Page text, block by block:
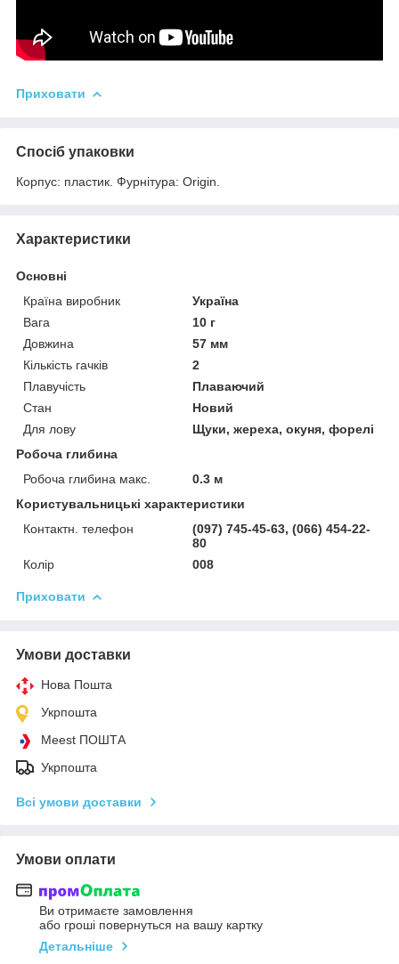
Приховати
Спосіб упаковки
Корпус: пластик. Фурнітура: Origin.
Характеристики
Основні
Країна виробник
Україна
Вага
10 г
Довжина
57 мм
Кількість гачків
2
Плавучість
Плаваючий
Стан
Новий
Для лову
Щуки, жереха, окуня, форелі
Робоча глибина
Робоча глибина макс.
0.3 м
Користувальницькі характеристики
Контактн. телефон
(097) 745-45-63, (066) 454-22-
80
Колір
008
Приховати
Умови доставки
Нова Пошта
Укрпошта
Meest ПОШТА
Укрпошта
Всі умови доставки
Умови оплати
Ви отримаєте замовлення
або гроші повернуться на вашу картку
Детальніше